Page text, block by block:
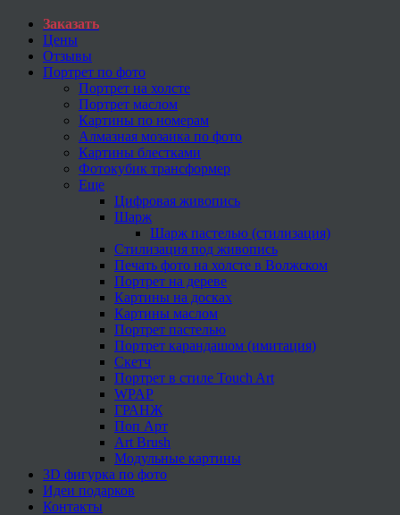
Заказать
Цены
Отзывы
Портрет по фото
Портрет на холсте
Портрет маслом
Картины по номерам
Алмазная мозаика по фото
Картины блестками
Фотокубик трансформер
Еще
Цифровая живопись
Шарж
Шарж пастелью (стилизация)
Стилизация под живопись
Печать фото на холсте в Волжском
Портрет на дереве
Картины на досках
Картины маслом
Портрет пастелью
Портрет карандашом (имитация)
Скетч
Портрет в стиле Touch Art
WPAP
ГРАНЖ
Поп Арт
Art Brush
Модульные картины
3D фигурка по фото
Идеи подарков
Контакты